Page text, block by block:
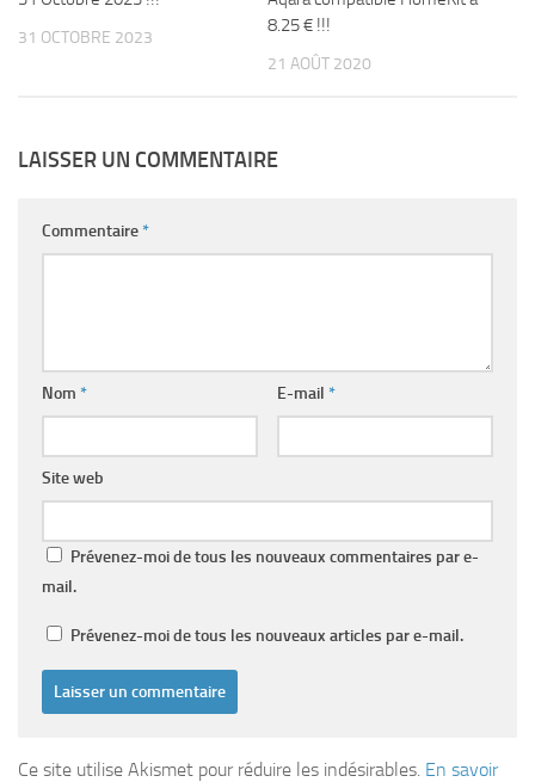
31 OCTOBRE 2023
8.25 € !!!
21 AOÛT 2020
LAISSER UN COMMENTAIRE
Commentaire*
Nom * E-mail *
Site web
Prévenez-moi de tous les nouveaux commentaires par e-
mail.
Prévenez-moi de tous les nouveaux articles par e-mail.
Ce site utilise Akismet pour réduire les indésirables. En savoir